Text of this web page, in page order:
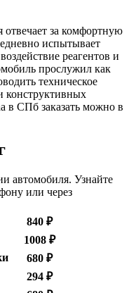
отвечает за комфортную
испытывает
реагентов и
прослужил как
техническое
конструктивных
в СПб заказать можно в
автомобиля. Узнайте
или через
840 ₽
1008 ₽
680 ₽
294 ₽